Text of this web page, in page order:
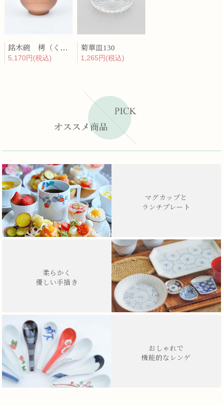
銘木碗 栲（くるみ）
5,170円(税込)
菊華皿130
1,265円(税込)
マグカップと
ランチプレート
柔らかく
優しい手描き
おしゃれで
機能的なレンゲ